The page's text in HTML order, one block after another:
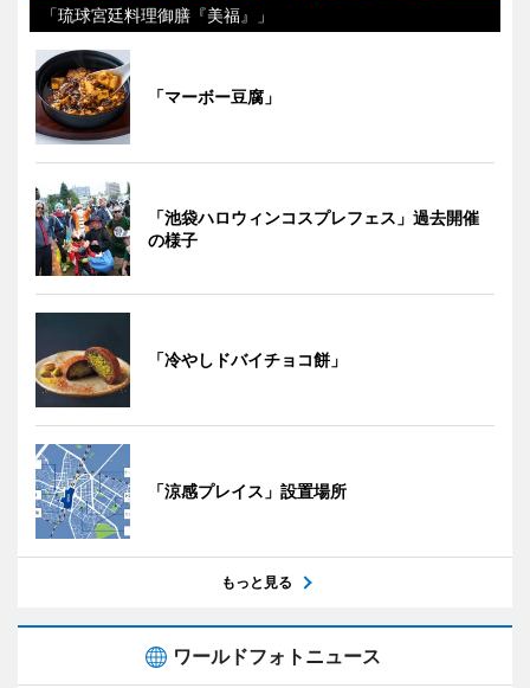
「琉球宮廷料理御膳『美福』」
「マーボー豆腐」
「池袋ハロウィンコスプレフェス」過去開催
の様子
「冷やしドバイチョコ餅」
「涼感プレイス」設置場所
もっと見る
ワールドフォトニュース